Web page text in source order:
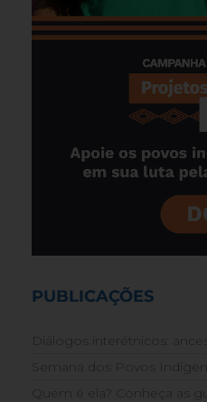
PUBLICAÇÕES
Diálogos interétnicos:
Semana dos Povos
Quem é ela? Conheça as